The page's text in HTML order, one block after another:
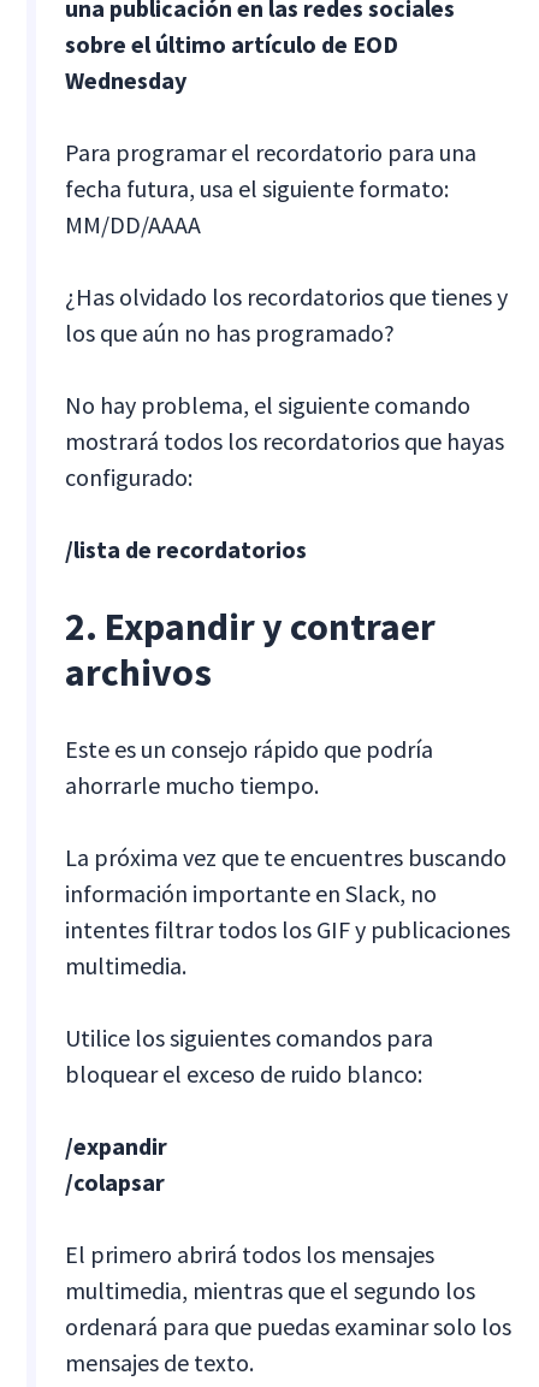
una publicación en las redes sociales
sobre el último artículo de EOD
Wednesday
Para programar el recordatorio para una
fecha futura, usa el siguiente formato:
MM/DD/AAAA
¿Has olvidado los recordatorios que tienes y
los que aún no has programado?
No hay problema, el siguiente comando
mostrará todos los recordatorios que hayas
configurado:
/lista de recordatorios
2. Expandir y contraer
archivos
Este es un consejo rápido que podría
ahorrarle mucho tiempo.
La próxima vez que te encuentres buscando
información importante en Slack, no
intentes filtrar todos los GIF y publicaciones
multimedia.
Utilice los siguientes comandos para
bloquear el exceso de ruido blanco:
/expandir
/colapsar
El primero abrirá todos los mensajes
multimedia, mientras que el segundo los
ordenará para que puedas examinar solo los
mensajes de texto.